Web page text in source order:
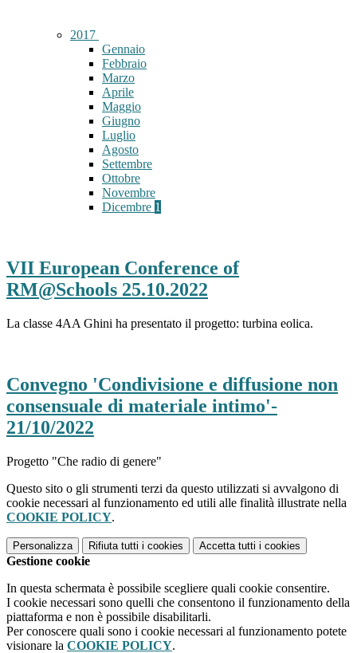
2017
Gennaio
Febbraio
Marzo
Aprile
Maggio
Giugno
Luglio
Agosto
Settembre
Ottobre
Novembre
Dicembre 1
VII European Conference of
RM@Schools 25.10.2022
La classe 4AA Ghini ha presentato il progetto: turbina eolica.
Convegno 'Condivisione e diffusione non
consensuale di materiale intimo'-
21/10/2022
Progetto "Che radio di genere"
Questo sito o gli strumenti terzi da questo utilizzati si avvalgono di
cookie necessari al funzionamento ed utili alle finalità illustrate nella
COOKIE POLICY.
Personalizza Rifiuta tutti i cookies Accetta tutti i cookies
Gestione cookie
In questa schermata è possibile scegliere quali cookie consentire.
I cookie necessari sono quelli che consentono il funzionamento della
piattaforma e non è possibile disabilitarli.
Per conoscere quali sono i cookie necessari al funzionamento potete
visionare la COOKIE POLICY.